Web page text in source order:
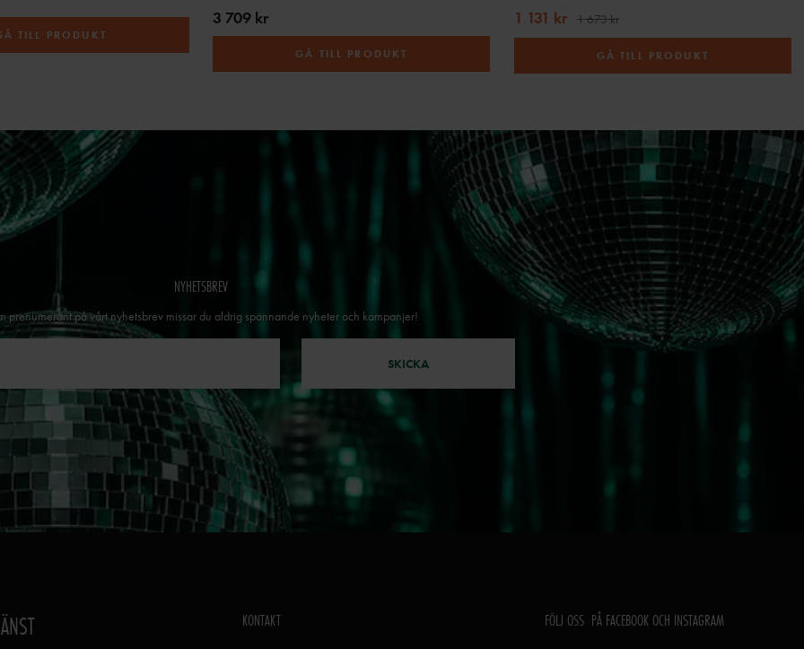
TILL PRODUKT
3 709 kr
GÅ TILL PRODUKT
1 131 kr 1 673 kr
GÅ TILL PRODUKT
NYHETSBREV
prenumerant på vårt nyhetsbrev missar du aldrig spännande nyheter och kampanjer!
SKICKA
KONTAKT FÖLJ OSS PÅ FACEBOOK OCH INSTAGRAM